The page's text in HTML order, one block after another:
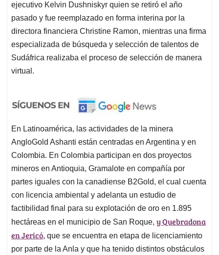
ejecutivo Kelvin Dushniskyr quien se retiró el año
pasado y fue reemplazado en forma interina por la
directora financiera Christine Ramon, mientras una firma
especializada de búsqueda y selección de talentos de
Sudáfrica realizaba el proceso de selección de manera
virtual.
En Latinoamérica, las actividades de la minera
AngloGold Ashanti están centradas en Argentina y en
Colombia. En Colombia participan en dos proyectos
mineros en Antioquia, Gramalote en compañía por
partes iguales con la canadiense B2Gold, el cual cuenta
con licencia ambiental y adelanta un estudio de
factibilidad final para su explotación de oro en 1.895
hectáreas en el municipio de San Roque, y Quebradona
en Jericó, que se encuentra en etapa de licenciamiento
por parte de la Anla y que ha tenido distintos obstáculos